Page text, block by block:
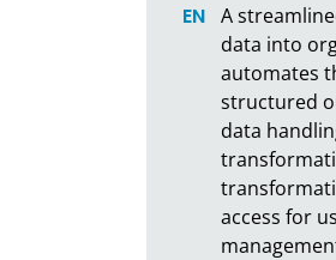
A
data into
automates
structured
data
access for